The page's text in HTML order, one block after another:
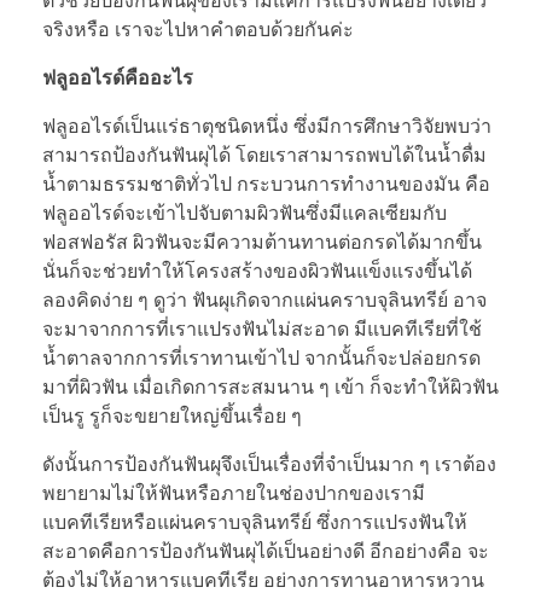
จริงหรือ เราจะไปหาคำตอบด้วยกันค่ะ
ฟลูออไรด์คืออะไร
ฟลูออไรด์เป็นแร่ธาตุชนิดหนึ่ง ซึ่งมีการศึกษาวิจัยพบว่า
สามารถป้องกันฟันผุได้ โดยเราสามารถพบได้ในน้ำดื่ม
น้ำตามธรรมชาติทั่วไป กระบวนการทำงานของมัน คือ
ฟลูออไรด์จะเข้าไปจับตามผิวฟันซึ่งมีแคลเซียมกับ
ฟอสฟอรัส ผิวฟันจะมีความต้านทานต่อกรดได้มากขึ้น
นั่นก็จะช่วยทำให้โครงสร้างของผิวฟันแข็งแรงขึ้นได้
ลองคิดง่าย ๆ ดูว่า ฟันผุเกิดจากแผ่นคราบจุลินทรีย์ อาจ
จะมาจากการที่เราแปรงฟันไม่สะอาด มีแบคทีเรียที่ใช้
น้ำตาลจากการที่เราทานเข้าไป จากนั้นก็จะปล่อยกรด
มาที่ผิวฟัน เมื่อเกิดการสะสมนาน ๆ เข้า ก็จะทำให้ผิวฟัน
เป็นรู รูก็จะขยายใหญ่ขึ้นเรื่อย ๆ
ดังนั้นการป้องกันฟันผุจึงเป็นเรื่องที่จำเป็นมาก ๆ เราต้อง
พยายามไม่ให้ฟันหรือภายในช่องปากของเรามี
แบคทีเรียหรือแผ่นคราบจุลินทรีย์ ซึ่งการแปรงฟันให้
สะอาดคือการป้องกันฟันผุได้เป็นอย่างดี อีกอย่างคือ จะ
ต้องไม่ให้อาหารแบคทีเรีย อย่างการทานอาหารหวาน